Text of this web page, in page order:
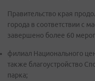
Правительство края
города в соответствии с
завершено более 60
филиал Национального
также благоустройство
парка;